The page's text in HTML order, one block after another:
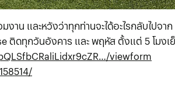
าน และหวังว่าทุกท่านจะได้อะไรกลับไปจา
ติดทุกวันอังคาร และ พฤหัส ตั้งแต่ 5 โมงเ
viewform